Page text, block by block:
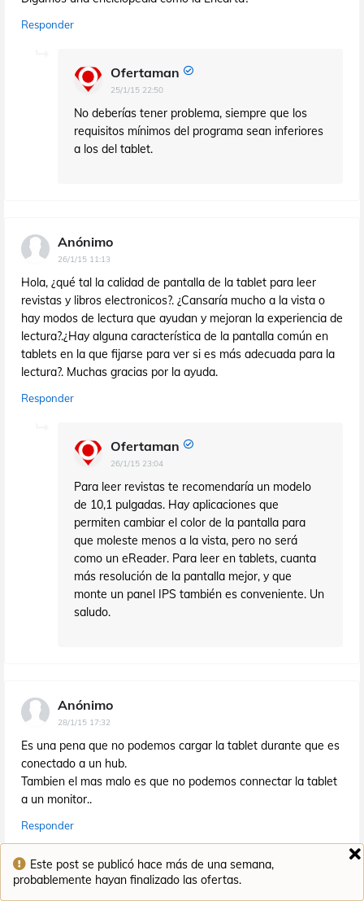
Este post se publicó hace más de una semana,
probablemente hayan finalizado las ofertas.
Responder
Ofertaman
25/1/15 22:50
No deberías tener problema, siempre que los
requisitos mínimos del programa sean inferiores
a los del tablet.
Anónimo
26/1/15 11:13
Hola, ¿qué tal la calidad de pantalla de la tablet para leer
revistas y libros electronicos?. ¿Cansaría mucho a la vista o
hay modos de lectura que ayudan y mejoran la experiencia de
lectura?.¿Hay alguna característica de la pantalla común en
tablets en la que fijarse para ver si es más adecuada para la
lectura?. Muchas gracias por la ayuda.
Responder
Ofertaman
26/1/15 23:04
Para leer revistas te recomendaría un modelo
de 10,1 pulgadas. Hay aplicaciones que
permiten cambiar el color de la pantalla para
que moleste menos a la vista, pero no será
como un eReader. Para leer en tablets, cuanta
más resolución de la pantalla mejor, y que
monte un panel IPS también es conveniente. Un
saludo.
Anónimo
28/1/15 17:32
Es una pena que no podemos cargar la tablet durante que es
conectado a un hub.
Tambien el mas malo es que no podemos connectar la tablet
a un monitor..
Responder
Ofertaman